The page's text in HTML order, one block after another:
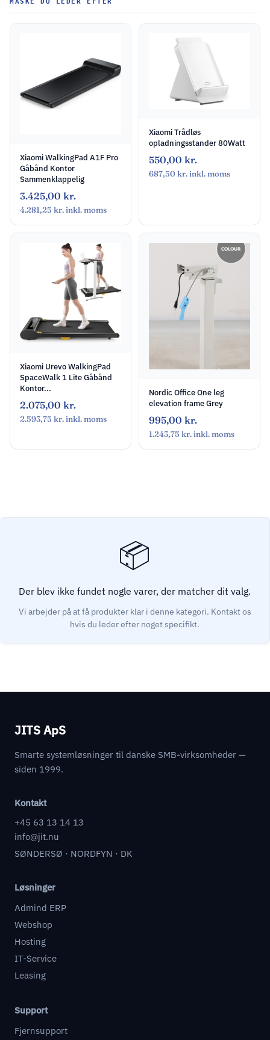
Xiaomi WalkingPad A1F Pro
Gåbånd Kontor
Sammenklappelig
3.425,00 kr.
4.281,25 kr.inkl. moms
Xiaomi Trådløs
opladningsstander 80Watt
550,00 kr.
687,50 kr.inkl. moms
Xiaomi Urevo WalkingPad
SpaceWalk 1 Lite Gåbånd
Kontor...
2.075,00 kr.
2.593,75 kr.inkl. moms
Nordic Office One leg
elevation frame Grey
995,00 kr.
1.243,75 kr.inkl. moms
Der blev ikke fundet nogle varer, der matcher dit valg.
JITS ApS
Smarte systemløsninger til danske SMB-virksomheder —
siden 1999.
Kontakt
+45 63 13 14 13
info@jit.nu
SØNDERSØ · NORDFYN · DK
Løsninger
Admind ERP
Webshop
Hosting
IT-Service
Leasing
Support
Fjernsupport